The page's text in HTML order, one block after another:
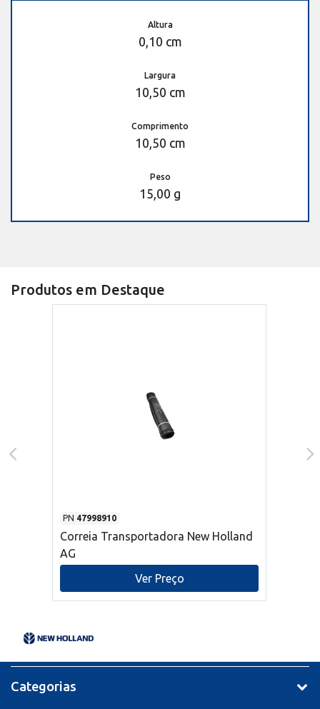
Altura
0,10 cm
Largura
10,50 cm
Comprimento
10,50 cm
Peso
15,00 g
Produtos em Destaque
PN 47998910
Correia Transportadora New Holland
AG
Ver Preço
Categorias